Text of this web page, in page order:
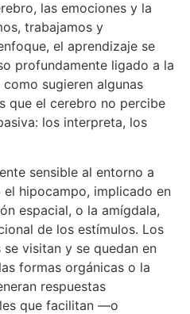
las emociones y la
trabajamos y
el aprendizaje se
profundamente ligado a la
sugieren algunas
que el cerebro no percibe
los interpreta, los
sensible al entorno a
hipocampo, implicado en
espacial, o la amígdala,
de los estímulos. Los
visitan y se quedan en
formas orgánicas o la
respuestas
que facilitan —o